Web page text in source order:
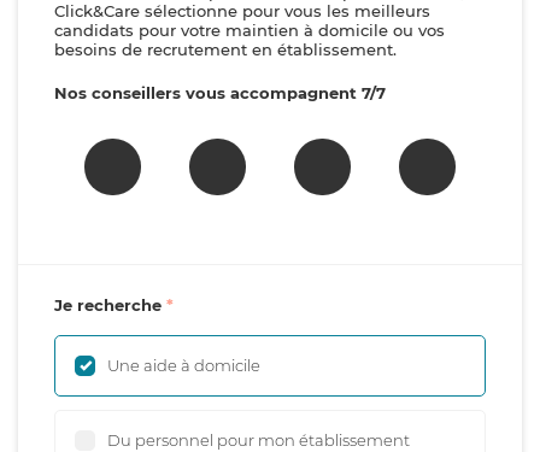
Click&Care sélectionne pour vous les meilleurs
candidats pour votre maintien à domicile ou vos
besoins de recrutement en établissement.
Nos conseillers vous accompagnent 7/7
Je recherche
Une aide à domicile
Du personnel pour mon établissement